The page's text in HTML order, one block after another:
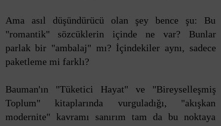
Ama asıl düşündürücü olan şey bence şu: Bu
"romantik" sözcüklerin içinde ne var? Bunlar
parlak bir "ambalaj" mı? İçindekiler aynı, sadece
paketleme mi farklı?
Bauman'ın "Tüketici Hayat" ve "Bireyselleşmiş
Toplum" kitaplarında vurguladığı, "akışkan
modernite" kavramı sanırım tam da bu noktaya